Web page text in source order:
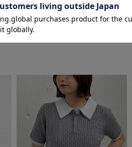
￥3,740 50％OFF
￥7,480